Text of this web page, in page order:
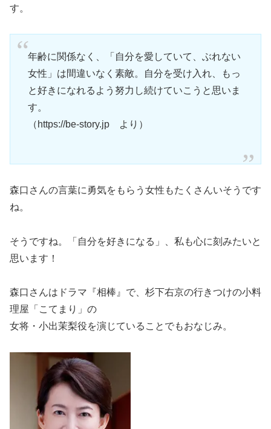
す。
年齢に関係なく、「自分を愛していて、ぶれない
女性」は間違いなく素敵。自分を受け入れ、もっ
と好きになれるよう努力し続けていこうと思いま
す。
（https://be-story.jp より）
森口さんの言葉に勇気をもらう女性もたくさんいそうです
ね。
そうですね。「自分を好きになる」、私も心に刻みたいと
思います！
森口さんはドラマ『相棒』で、杉下右京の行きつけの小料
理屋「こてまり」の
女将・小出茉梨役を演じていることでもおなじみ。